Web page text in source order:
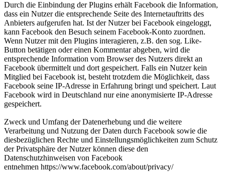
Durch die Einbindung der Plugins erhält Facebook die Information,
dass ein Nutzer die entsprechende Seite des Internetauftritts des
Anbieters aufgerufen hat. Ist der Nutzer bei Facebook eingeloggt,
kann Facebook den Besuch seinem Facebook-Konto zuordnen.
Wenn Nutzer mit den Plugins interagieren, z.B. den sog. Like-
Button betätigen oder einen Kommentar abgeben, wird die
entsprechende Information vom Browser des Nutzers direkt an
Facebook übermittelt und dort gespeichert. Falls ein Nutzer kein
Mitglied bei Facebook ist, besteht trotzdem die Möglichkeit, dass
Facebook seine IP-Adresse in Erfahrung bringt und speichert. Laut
Facebook wird in Deutschland nur eine anonymisierte IP-Adresse
gespeichert.
Zweck und Umfang der Datenerhebung und die weitere
Verarbeitung und Nutzung der Daten durch Facebook sowie die
diesbezüglichen Rechte und Einstellungsmöglichkeiten zum Schutz
der Privatsphäre der Nutzer können diese den
Datenschutzhinweisen von Facebook
entnehmen https://www.facebook.com/about/privacy/